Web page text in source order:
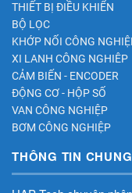
THIẾT BỊ ĐIỀU KHIỂN
BỘ LỌC
KHỚP NỐI CÔNG
XI LANH CÔNG NGHIÊP
CẢM BIẾN - ENCODER
ĐỘNG CƠ - HỘP SỐ
VAN CÔNG NGHIỆP
BƠM CÔNG NGHIỆP
THÔNG TIN CHUNG